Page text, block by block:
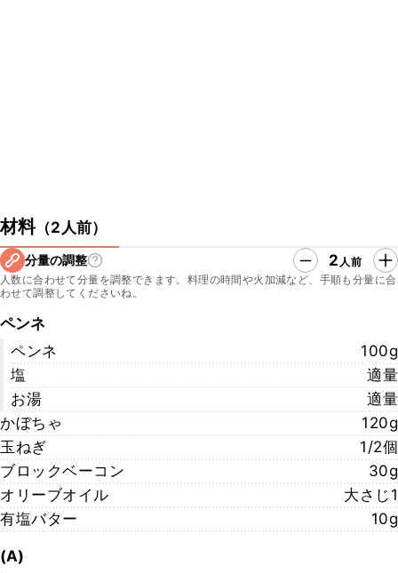
材料（2人前）
分量の調整 2 人前
人数に合わせて分量を調整できます。料理の時間や火加減など、手順も分量に合
わせて調整してくださいね。
ペンネ
ペンネ
100g
塩
適量
お湯
適量
かぼちゃ
120g
玉ねぎ
1/2個
ブロックベーコン
30g
オリーブオイル
大さじ1
有塩バター
10g
(A)